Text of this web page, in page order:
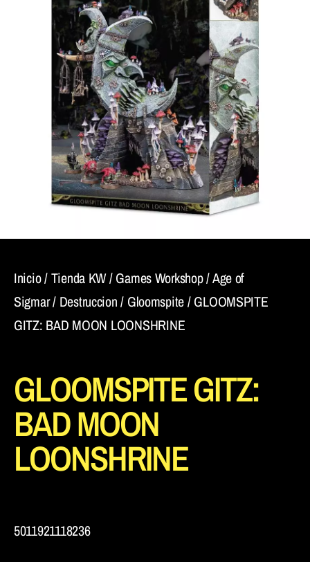
Inicio/Tienda KW/Games Workshop/Age of
Sigmar/ Destruccion/ Gloomspite/ GLOOMSPITE
GITZ: BAD MOON LOONSHRINE
GLOOMSPITE GITZ:
BAD MOON
LOONSHRINE
5011921118236